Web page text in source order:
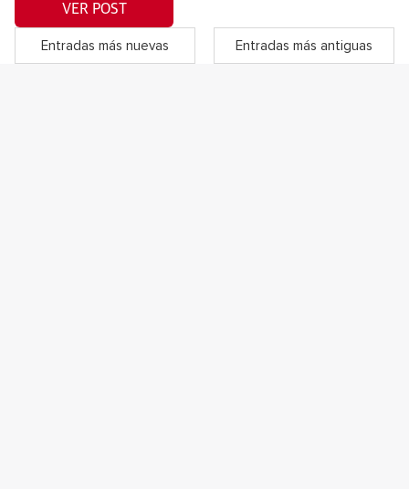
VER POST
Entradas más nuevas Entradas más antiguas